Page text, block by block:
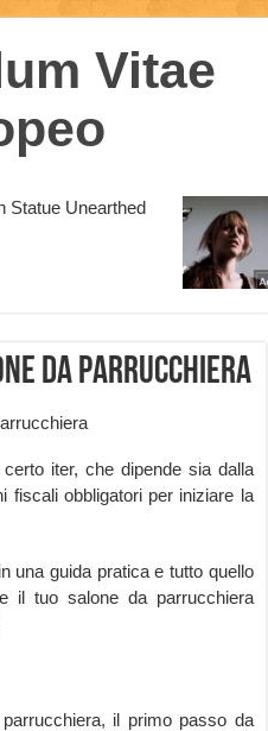
da parrucchiera
iter, che dipende sia dalla
fiscali obbligatori per iniziare la
una guida pratica e tutto quello
il tuo salone da parrucchiera
il primo passo da